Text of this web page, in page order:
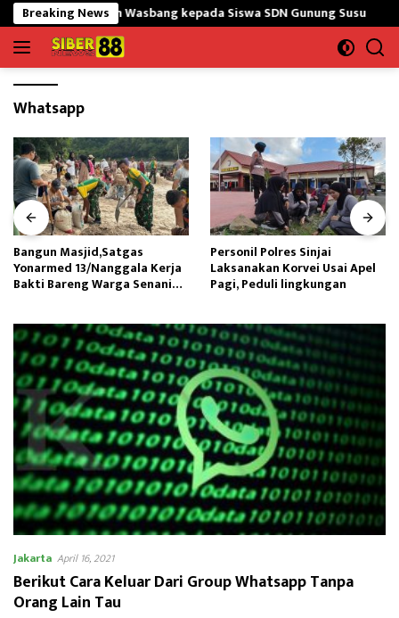
Langsung
ke
konten
Breaking NewsWasbang kepada Siswa SDN Gunung Susu
Whatsapp
Bangun Masjid,Satgas
Yonarmed 13/Nanggala Kerja
Bakti Bareng Warga Senaning
Personil Polres Sinjai
Laksanakan Korvei Usai Apel
Pagi, Peduli lingkungan
Jakarta April 16, 2021
Berikut Cara Keluar Dari Group Whatsapp Tanpa
Orang Lain Tau